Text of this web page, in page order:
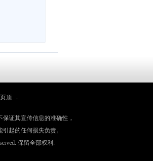
顶 -
证其宣传信息的准确性，
起的任何损失负责。
保留全部权利.